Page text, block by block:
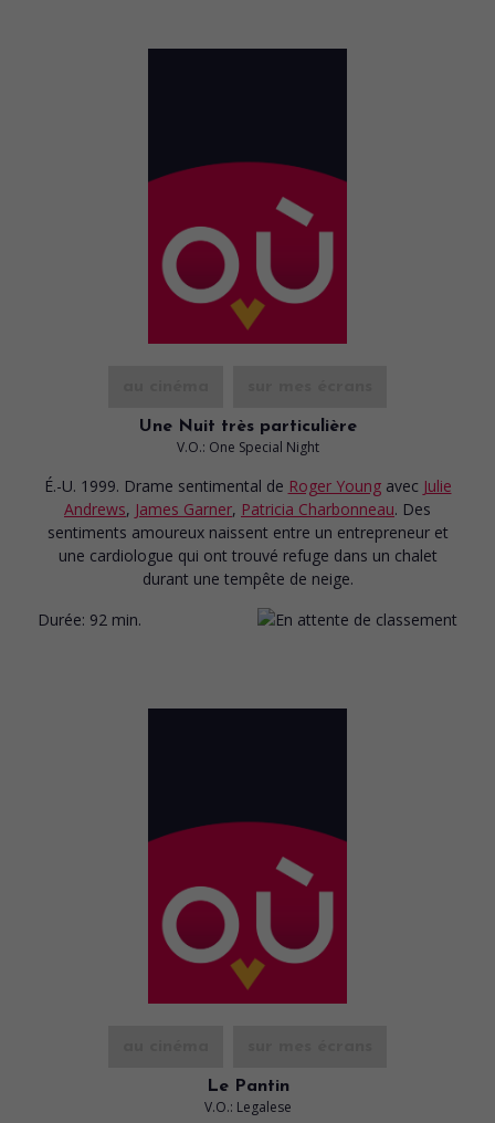
Une Nuit très particulière
V.O.: One Special Night
É.-U. 1999. Drame sentimental de Roger Young avec Julie
Andrews, James Garner, Patricia Charbonneau. Des
sentiments amoureux naissent entre un entrepreneur et
une cardiologue qui ont trouvé refuge dans un chalet
durant une tempête de neige.
Durée: 92 min.
Le Pantin
V.O.: Legalese